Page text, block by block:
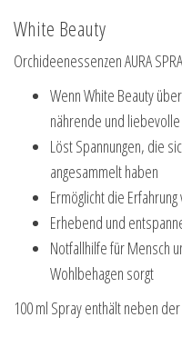
White Beauty
Orchideenessenzen AURA
Wenn White Beauty
nährende und
Löst Spannungen, die
angesammelt haben
Ermöglicht die
Erhebend und
Notfallhilfe für Mensch
Wohlbehagen sorgt
100 ml Spray enthält neben